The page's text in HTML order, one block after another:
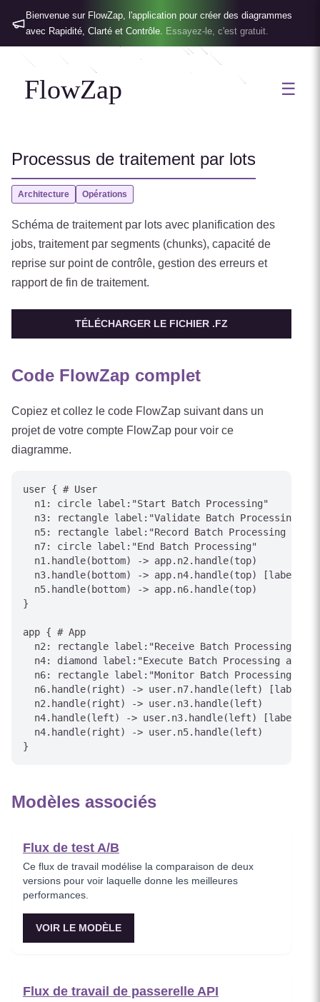
Bienvenue sur FlowZap, l'application pour créer des diagrammes
avec Rapidité, Clarté et Contrôle. Essayez-le, c'est gratuit.
FlowZap ☰
Processus de traitement par lots
Architecture Opérations
Schéma de traitement par lots avec planification des
jobs, traitement par segments (chunks), capacité de
reprise sur point de contrôle, gestion des erreurs et
rapport de fin de traitement.
TÉLÉCHARGER LE FICHIER .FZ
Code FlowZap complet
Copiez et collez le code FlowZap suivant dans un
projet de votre compte FlowZap pour voir ce
diagramme.
user { # User
  n1: circle label:"Start Batch Processing"
n3: rectangle label:"Validate Batch Processing
n5: rectangle label:"Record Batch Processing
  n7: circle label:"End Batch Processing"
  n1.handle(bottom) -> app.n2.handle(top)
n3.handle(bottom) -> app.n4.handle(top)
  n5.handle(bottom) -> app.n6.handle(top)
}
app { # App
n2: rectangle label:"Receive Batch Processing
n4: diamond label:"Execute Batch Processing
n6: rectangle label:"Monitor Batch Processing
n6.handle(right) -> user.n7.handle(left)
  n2.handle(right) -> user.n3.handle(left)
n4.handle(left) -> user.n3.handle(left)
  n4.handle(right) -> user.n5.handle(left)
Modèles associés
Flux de test A/B
Ce flux de travail modélise la comparaison de deux
versions pour voir laquelle donne les meilleures
performances.
VOIR LE MODÈLE
Flux de travail de passerelle API